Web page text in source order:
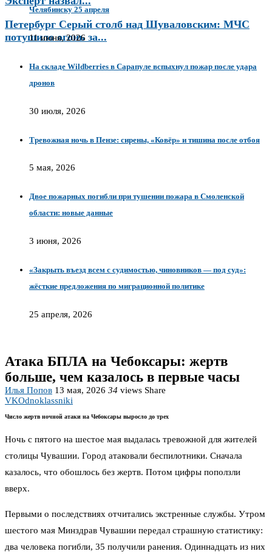
Петербург Серый столб над Шуваловским: МЧС
потушило огонь за...
Челябинску 25 апреля
11 июня, 2026
На складе Wildberries в Сарапуле вспыхнул пожар после удара
дронов
30 июля, 2026
Тревожная ночь в Пензе: сирены, «Ковёр» и тишина после отбоя
5 мая, 2026
Двое пожарных погибли при тушении пожара в Смоленской
области: новые данные
3 июня, 2026
«Закрыть въезд всем с судимостью, чиновников — под суд»:
жёсткие предложения по миграционной политике
25 апреля, 2026
Атака БПЛА на Чебоксары: жертв
больше, чем казалось в первые часы
Илья Попов 13 мая, 2026 34 views Share
VKOdnoklassniki
Число жертв ночной атаки на Чебоксары выросло до трех
Ночь с пятого на шестое мая выдалась тревожной для жителей
столицы Чувашии. Город атаковали беспилотники. Сначала
казалось, что обошлось без жертв. Потом цифры поползли
вверх.
Первыми о последствиях отчитались экстренные службы. Утром
шестого мая Минздрав Чувашии передал страшную статистику:
два человека погибли, 35 получили ранения. Одиннадцать из них